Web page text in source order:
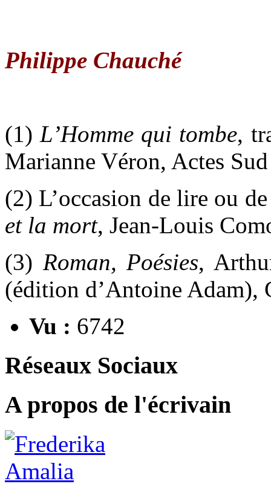
Philippe Chauché
(1)L’Homme qui tombe,
Marianne Véron, Actes Sud
(2) L’occasion de lire ou
et la mort, Jean-Louis
(3) Roman, Poésies,
(édition d’Antoine Adam),
Vu : 6742
Réseaux Sociaux
A propos de l'écrivain